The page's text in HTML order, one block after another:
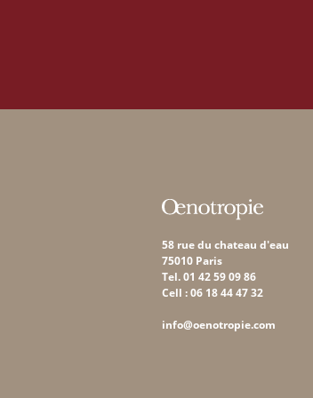
58 rue du chateau d'eau
75010 Paris
Tel. 01 42 59 09 86
Cell : 06 18 44 47 32
info@oenotropie.com